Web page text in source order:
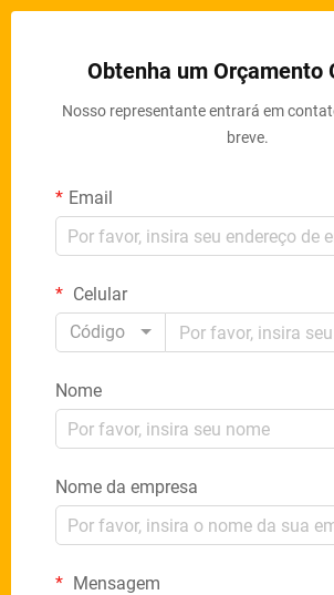
Obtenha um Orçamento
Nosso representante entrará em
breve.
Email
Celular
Código
Nome
Nome da empresa
Mensagem